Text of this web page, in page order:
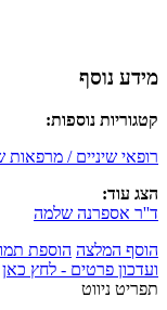
מידע נוסף
קטגוריות נוספות:
רופאי שיניים / מרפאות
הצג עוד:
ד''ר אספרנה שלמה
הוסף המלצה הוספת
ועדכון פרטים - לחץ כאן
תפריט ניווט